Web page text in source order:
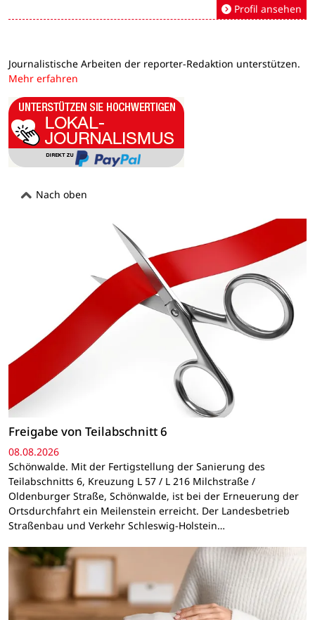
Profil ansehen
Journalistische Arbeiten der reporter-Redaktion unterstützen.
Mehr erfahren
Nach oben
Freigabe von Teilabschnitt 6
08.08.2026
Schönwalde. Mit der Fertigstellung der Sanierung des
Teilabschnitts 6, Kreuzung L 57 / L 216 Milchstraße /
Oldenburger Straße, Schönwalde, ist bei der Erneuerung der
Ortsdurchfahrt ein Meilenstein erreicht. Der Landesbetrieb
Straßenbau und Verkehr Schleswig-Holstein…